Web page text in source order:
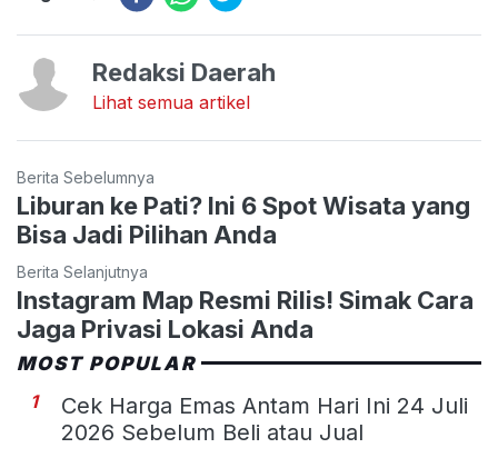
Redaksi Daerah
Lihat semua artikel
Berita Sebelumnya
Liburan ke Pati? Ini 6 Spot Wisata yang
Bisa Jadi Pilihan Anda
Berita Selanjutnya
Instagram Map Resmi Rilis! Simak Cara
Jaga Privasi Lokasi Anda
MOST POPULAR
1
Cek Harga Emas Antam Hari Ini 24 Juli
2026 Sebelum Beli atau Jual